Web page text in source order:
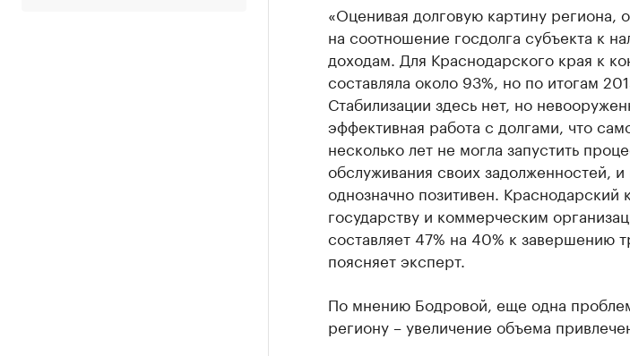
«Оценивая долговую картину региона,
на соотношение госдолга субъекта к
доходам. Для Краснодарского края к
составляла около 93%, но по итогам
Стабилизации здесь нет, но
эффективная работа с долгами, что
несколько лет не могла запустить
обслуживания своих задолженностей,
однозначно позитивен.
государству и коммерческим
составляет 47% на 40% к завершению
поясняет эксперт.
По мнению Бодровой, еще одна
региону – увеличение объема